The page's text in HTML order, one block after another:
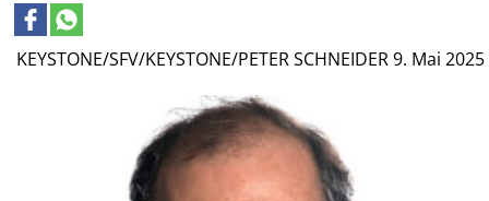
KEYSTONE/SFV/KEYSTONE/PETER SCHNEIDER9. Mai 2025